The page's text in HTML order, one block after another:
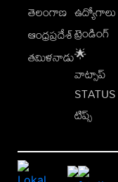
తెలంగాణ
ఆంధ్రప్రదేశ్
తమిళనాడు
ఉద్యోగాలు
ట్రెండింగ్
🌟
వాట్సాప్
STATUS
టిప్స్